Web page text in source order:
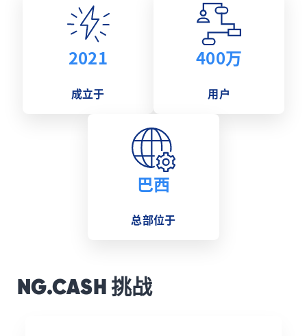
成立于
2021
用户
400万
总部位于
巴西
NG.CASH 挑战